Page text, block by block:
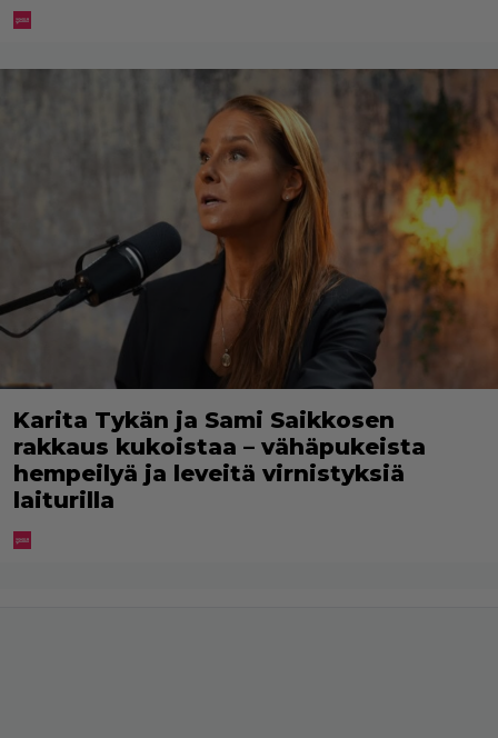
Karita Tykän ja Sami Saikkosen
rakkaus kukoistaa – vähäpukeista
hempeilyä ja leveitä virnistyksiä
laiturilla